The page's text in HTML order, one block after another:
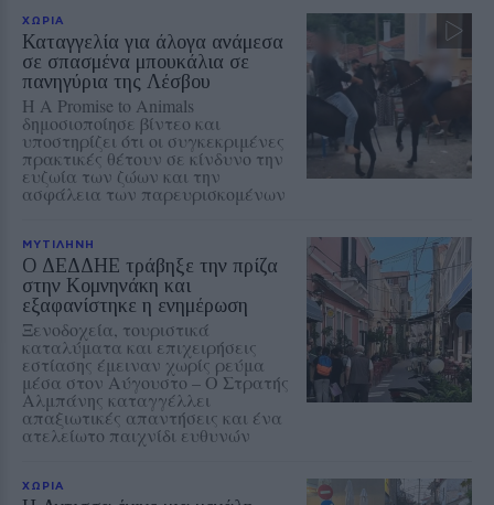
ΧΩΡΙΑ
Καταγγελία για άλογα ανάμεσα
σε σπασμένα μπουκάλια σε
πανηγύρια της Λέσβου
Η A Promise to Animals
δημοσιοποίησε βίντεο και
υποστηρίζει ότι οι συγκεκριμένες
πρακτικές θέτουν σε κίνδυνο την
ευζωία των ζώων και την
ασφάλεια των παρευρισκομένων
ΜΥΤΙΛΗΝΗ
Ο ΔΕΔΔΗΕ τράβηξε την πρίζα
στην Κομνηνάκη και
εξαφανίστηκε η ενημέρωση
Ξενοδοχεία, τουριστικά
καταλύματα και επιχειρήσεις
εστίασης έμειναν χωρίς ρεύμα
μέσα στον Αύγουστο – Ο Στρατής
Αλμπάνης καταγγέλλει
απαξιωτικές απαντήσεις και ένα
ατελείωτο παιχνίδι ευθυνών
ΧΩΡΙΑ